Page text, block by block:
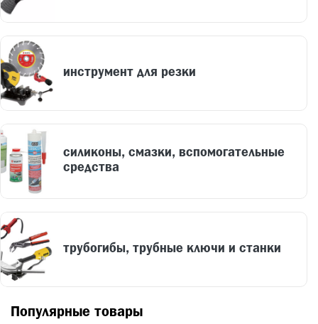
инструмент для резки
силиконы, смазки, вспомогательные
средства
трубогибы, трубные ключи и станки
Популярные товары